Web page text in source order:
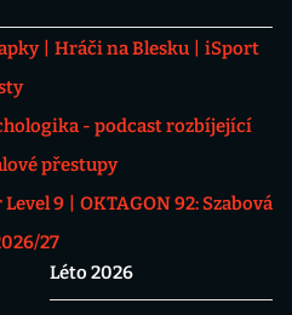
Hráči na Blesku
iSport
- podcast rozbíjející
přestupy
9
OKTAGON 92: Szabová
27
Léto 2026